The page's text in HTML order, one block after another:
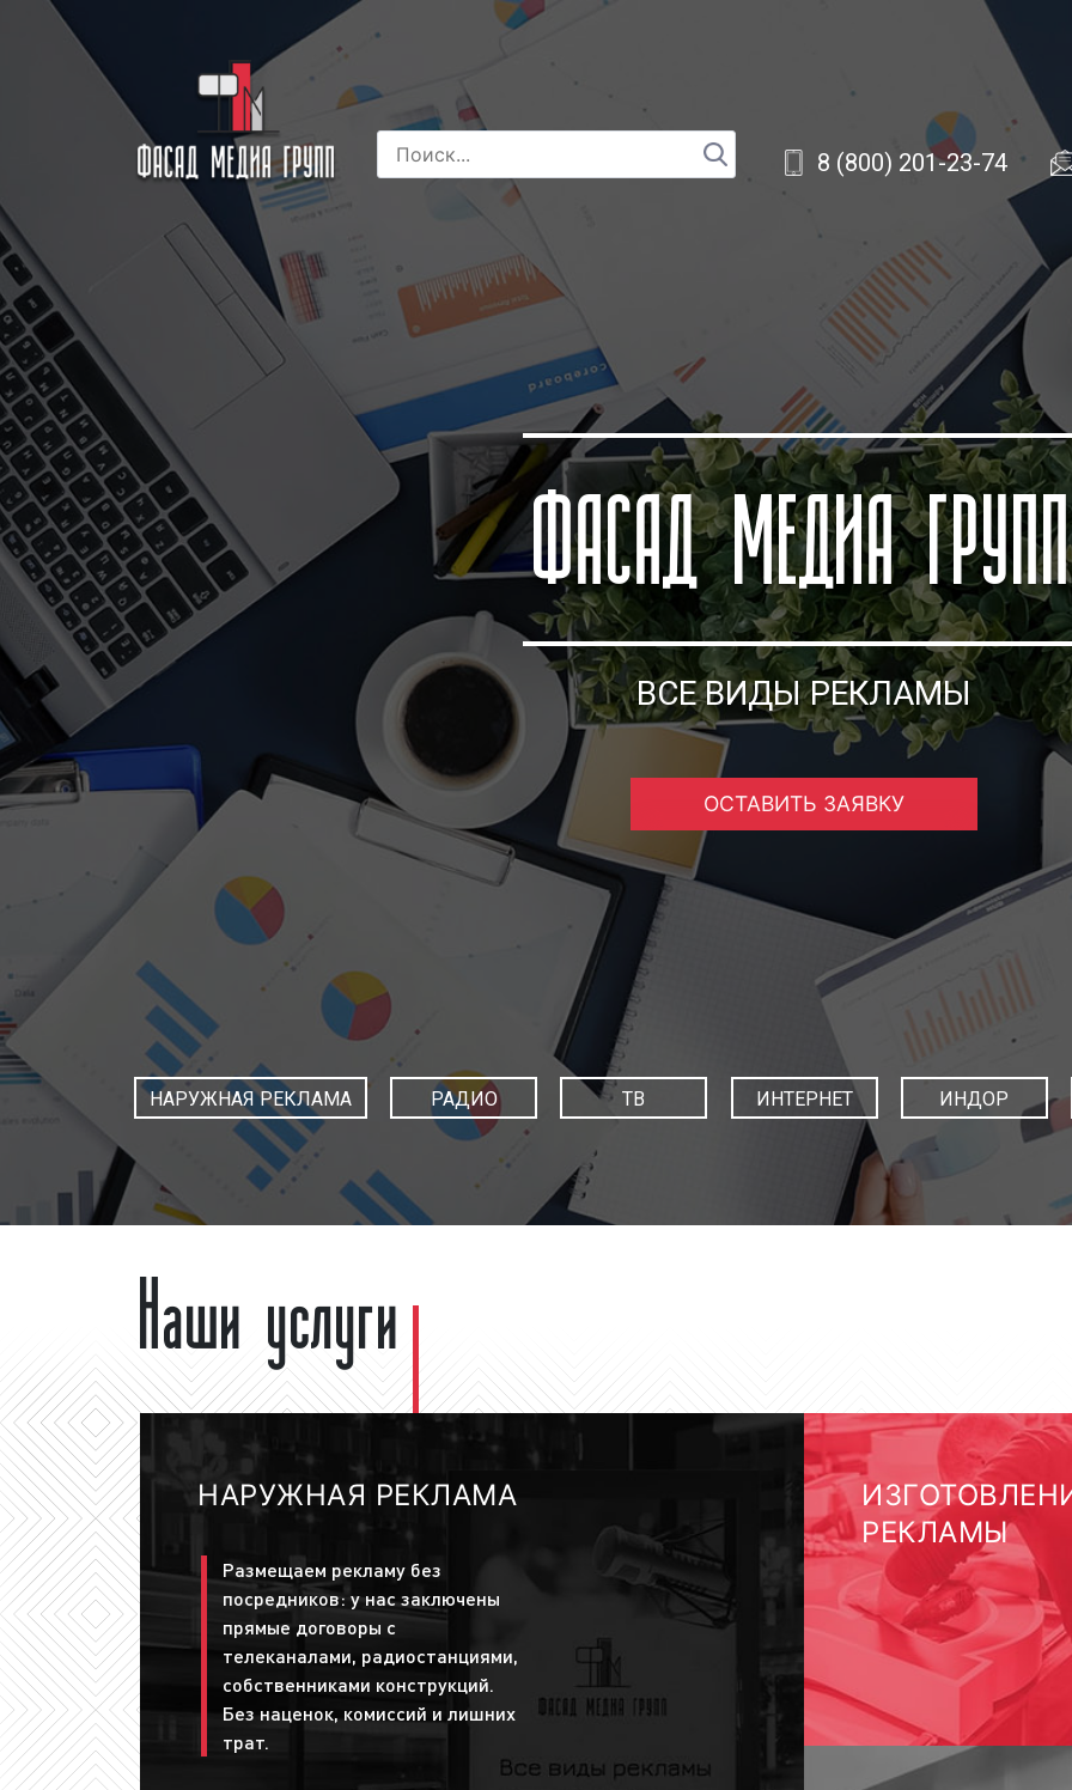
8 (800) 201-23-74
ФАСАД МЕДИА ГРУПП
ВСЕ ВИДЫ РЕКЛАМЫ
ОСТАВИТЬ ЗАЯВКУ
НАРУЖНАЯ РЕКЛАМА РАДИО ТВ ИНТЕРНЕТ ИНДОР
Наши услуги
НАРУЖНАЯ РЕКЛАМА
Размещаем рекламу без
посредников: у нас заключены
прямые договоры с
телеканалами, радиостанциями,
собственниками конструкций.
Без наценок, комиссий и лишних
трат.
РЕКЛАМЫ